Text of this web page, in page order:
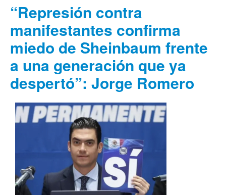
“Represión contra
manifestantes confirma
miedo de Sheinbaum frente
a una generación que ya
despertó”: Jorge Romero